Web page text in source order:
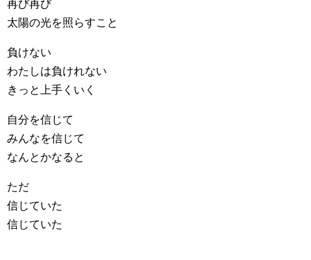
再び再び
太陽の光を照らすこと
負けない
わたしは負けれない
きっと上手くいく
自分を信じて
みんなを信じて
なんとかなると
ただ
信じていた
信じていた